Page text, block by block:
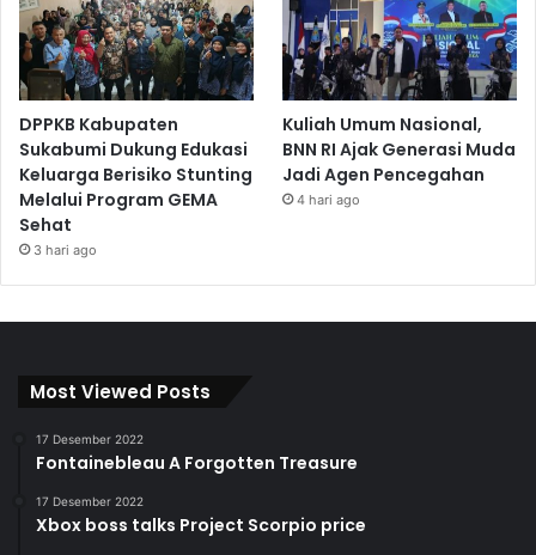
DPPKB Kabupaten
Sukabumi Dukung Edukasi
Keluarga Berisiko Stunting
Melalui Program GEMA
Sehat
3 hari ago
Kuliah Umum Nasional,
BNN RI Ajak Generasi Muda
Jadi Agen Pencegahan
4 hari ago
Most Viewed Posts
17 Desember 2022
Fontainebleau A Forgotten Treasure
17 Desember 2022
Xbox boss talks Project Scorpio price